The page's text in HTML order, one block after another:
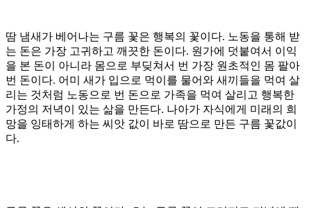
땀 냄새가 베어나는 구름 꽃은 행복의 꽃이다. 노동을 통해 받
는 돈은 가장 고귀하고 깨끗한 돈이다. 원가에 덧붙여서 이익
을 본 돈이 아니라 몸으로 부딪쳐서 번 가장 원초적인 몸 팔아
번 돈이다. 어미 새가 입으로 먹이를 물어와 새끼들을 먹여 살
리는 것처럼 노동으로 번 돈으로 가족을 먹여 살리고 행복한
가정의 저녁이 있는 삶을 만든다. 나아가 자식에게 미래의 희
망을 잉태하게 하는 씨앗 값이 바로 땀으로 만든 구름 꽃값이
다.